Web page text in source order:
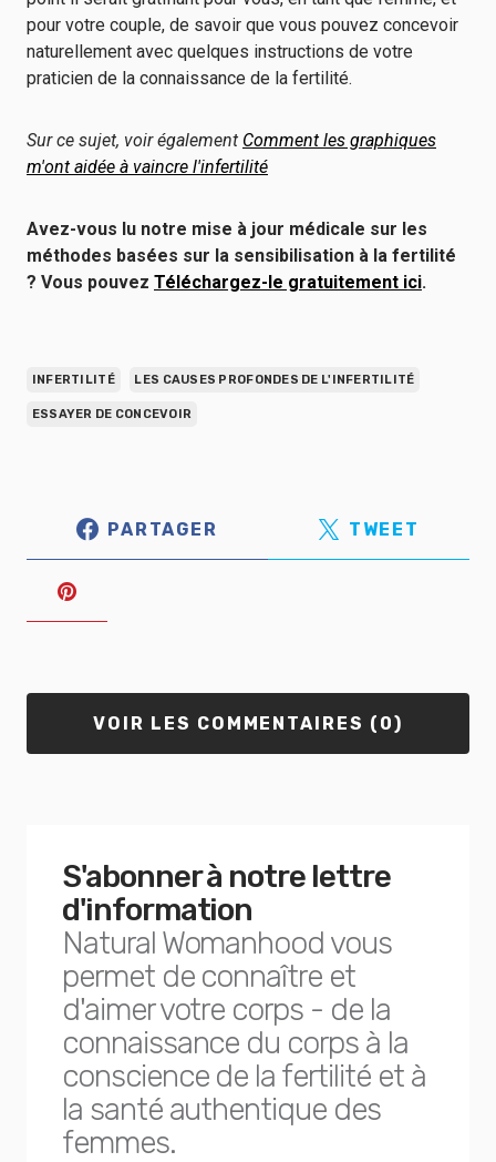
pour votre couple, de savoir que vous pouvez concevoir
naturellement avec quelques instructions de votre
praticien de la connaissance de la fertilité.
Sur ce sujet, voir également Comment les graphiques
m'ont aidée à vaincre l'infertilité
Avez-vous lu notre mise à jour médicale sur les
méthodes basées sur la sensibilisation à la fertilité
? Vous pouvez Téléchargez-le gratuitement ici.
INFERTILITÉ LES CAUSES PROFONDES DE L'INFERTILITÉ
ESSAYER DE CONCEVOIR
PARTAGER TWEET
VOIR LES COMMENTAIRES (0)
S'abonner à notre lettre
d'information
Natural Womanhood vous
permet de connaître et
d'aimer votre corps - de la
connaissance du corps à la
conscience de la fertilité et à
la santé authentique des
femmes.